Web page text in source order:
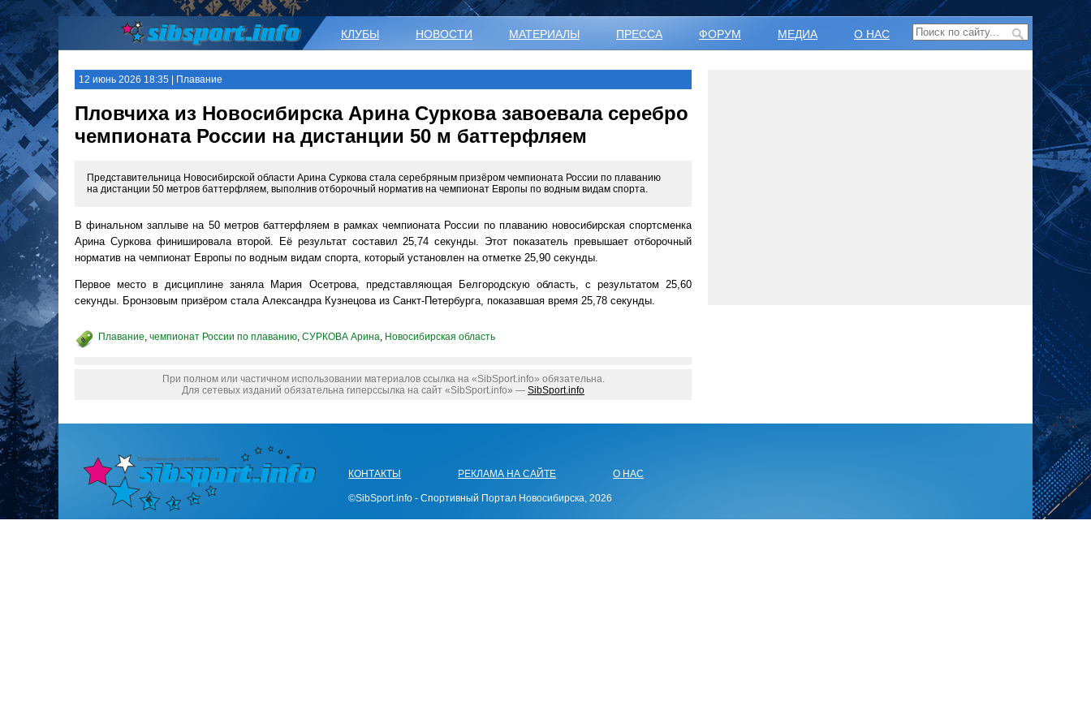
КЛУБЫ НОВОСТИ МАТЕРИАЛЫ ПРЕССА ФОРУМ МЕДИА О НАС
12 июнь 2026 18:35 | Плавание
Пловчиха из Новосибирска Арина Суркова завоевала серебро
чемпионата России на дистанции 50 м баттерфляем
Представительница Новосибирской области Арина Суркова стала серебряным призёром чемпионата России по плаванию
на дистанции 50 метров баттерфляем, выполнив отборочный норматив на чемпионат Европы по водным видам спорта.
В финальном заплыве на 50 метров баттерфляем в рамках чемпионата России по плаванию новосибирская спортсменка
Арина Суркова финишировала второй. Её результат составил 25,74 секунды. Этот показатель превышает отборочный
норматив на чемпионат Европы по водным видам спорта, который установлен на отметке 25,90 секунды.
Первое место в дисциплине заняла Мария Осетрова, представляющая Белгородскую область, с результатом 25,60
секунды. Бронзовым призёром стала Александра Кузнецова из Санкт-Петербурга, показавшая время 25,78 секунды.
Плавание, чемпионат России по плаванию, СУРКОВА Арина, Новосибирская область
При полном или частичном использовании материалов ссылка на «SibSport.info» обязательна.
Для сетевых изданий обязательна гиперссылка на сайт «SibSport.info» — SibSport.info
КОНТАКТЫ РЕКЛАМА НА САЙТЕ О НАС
©SibSport.info - Спортивный Портал Новосибирска, 2026